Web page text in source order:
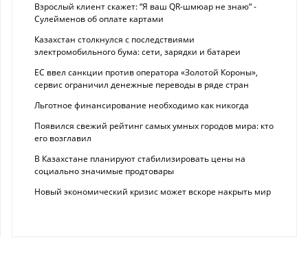
Взрослый клиент скажет: “Я ваш QR-шмюар не знаю“ -
Сулейменов об оплате картами
Казахстан столкнулся с последствиями
электромобильного бума: сети, зарядки и батареи
ЕС ввел санкции против оператора «Золотой Короны»,
сервис ограничил денежные переводы в ряде стран
Льготное финансирование необходимо как никогда
Появился свежий рейтинг самых умных городов мира: кто
его возглавил
В Казахстане планируют стабилизировать цены на
социально значимые продтовары
Новый экономический кризис может вскоре накрыть мир